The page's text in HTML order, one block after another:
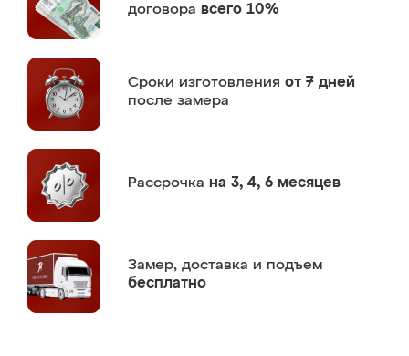
договора всего 10%
Сроки изготовления от 7 дней
после замера
Рассрочка на 3, 4, 6 месяцев
Замер, доставка и подъем
бесплатно